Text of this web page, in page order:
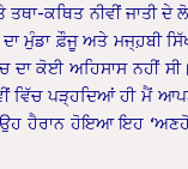
ਕਥਿਤ ਨੀਵੀਂ ਜਾਤੀ ਦੇ
ਮੁੰਡਾ ਫ਼ੌਜੂ ਅਤੇ ਮਜ੍ਹ਼ਬੀ
ਦਾ ਕੋਈ ਅਹਿਸਾਸ ਨਹੀਂ
ਵਿੱਚ ਪੜ੍ਹਦਿਆਂ ਹੀ ਮੈਂ
ਹੈਰਾਨ ਹੋਇਆ ਇਹ